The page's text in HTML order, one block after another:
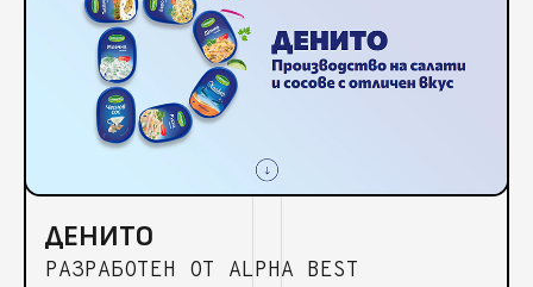
ДЕНИТО
РАЗРАБОТЕН ОТ ALPHA BEST